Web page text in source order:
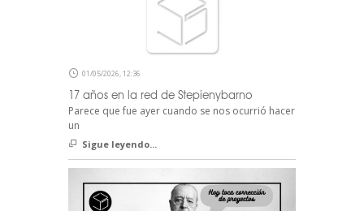
01/05/2026, 12:36
17 años en la red de Stepienybarno
Parece que fue ayer cuando se nos ocurrió hacer
un
Sigue leyendo...